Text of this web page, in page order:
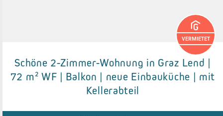
Details zum Objekt
● Abstellraum
VERMIETET
Schöne 2-Zimmer-Wohnung in Graz Lend |
72 m² WF | Balkon | neue Einbauküche | mit
Kellerabteil